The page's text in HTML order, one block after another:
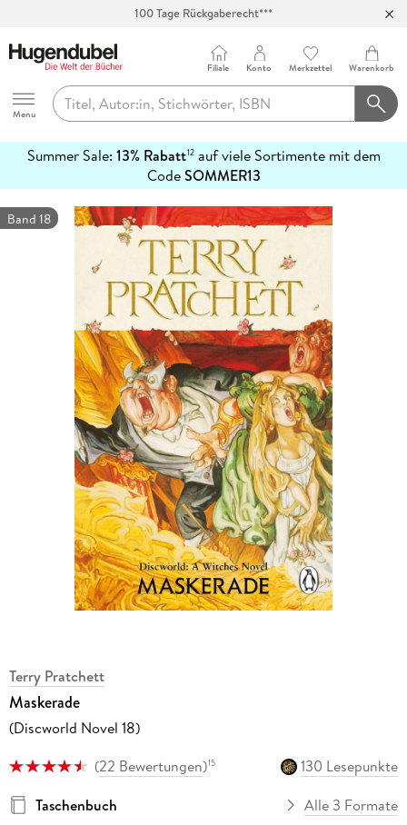
Abholung in über 100 Filialen
Hugendubel
Menu
Filiale Konto Merkzettel Warenkorb
Summer Sale: 13% Rabatt12auf viele Sortimente mit dem
CodeSOMMER13
erfahren
Band 18
Terry Pratchett
Maskerade
(Discworld Novel 18)
(22 Bewertungen)15
130 Lesepunkte
Taschenbuch
Alle 3 Formate